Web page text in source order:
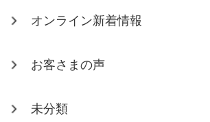
オンライン新着情報
お客さまの声
未分類